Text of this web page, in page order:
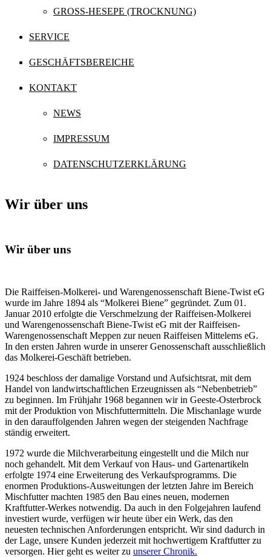
GROSS-HESEPE (TROCKNUNG)
SERVICE
GESCHÄFTSBEREICHE
KONTAKT
NEWS
IMPRESSUM
DATENSCHUTZERKLÄRUNG
Wir über uns
Wir über uns
Die Raiffeisen-Molkerei- und Warengenossenschaft Biene-Twist eG
wurde im Jahre 1894 als “Molkerei Biene” gegründet. Zum 01.
Januar 2010 erfolgte die Verschmelzung der Raiffeisen-Molkerei
und Warengenossenschaft Biene-Twist eG mit der Raiffeisen-
Warengenossenschaft Meppen zur neuen Raiffeisen Mittelems eG.
In den ersten Jahren wurde in unserer Genossenschaft ausschließlich
das Molkerei-Geschäft betrieben.
1924 beschloss der damalige Vorstand und Aufsichtsrat, mit dem
Handel von landwirtschaftlichen Erzeugnissen als “Nebenbetrieb”
zu beginnen. Im Frühjahr 1968 begannen wir in Geeste-Osterbrock
mit der Produktion von Mischfuttermitteln. Die Mischanlage wurde
in den darauffolgenden Jahren wegen der steigenden Nachfrage
ständig erweitert.
1972 wurde die Milchverarbeitung eingestellt und die Milch nur
noch gehandelt. Mit dem Verkauf von Haus- und Gartenartikeln
erfolgte 1974 eine Erweiterung des Verkaufsprogramms. Die
enormen Produktions-Ausweitungen der letzten Jahre im Bereich
Mischfutter machten 1985 den Bau eines neuen, modernen
Kraftfutter-Werkes notwendig. Da auch in den Folgejahren laufend
investiert wurde, verfügen wir heute über ein Werk, das den
neuesten technischen Anforderungen entspricht. Wir sind dadurch in
der Lage, unsere Kunden jederzeit mit hochwertigem Kraftfutter zu
versorgen. Hier geht es weiter zu unserer Chronik.